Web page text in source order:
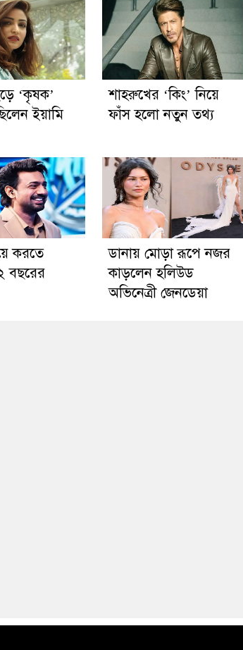
‘কৃষক’
ইয়ামি
শাহরুখের ‘কিং’ নিয়ে
ফাঁস হলো নতুন তথ্য
করতে
বছরের
ডানায় মোড়া রূপে নজর
কাড়লেন হলিউড
অভিনেত্রী জেনডেয়া